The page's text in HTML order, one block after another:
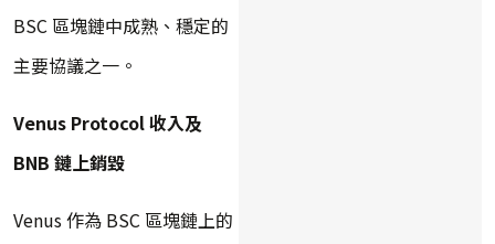
BSC 區塊鏈中成熟、穩定的
主要協議之一。
Venus Protocol 收入及
BNB 鏈上銷毀
Venus 作為 BSC 區塊鏈上的